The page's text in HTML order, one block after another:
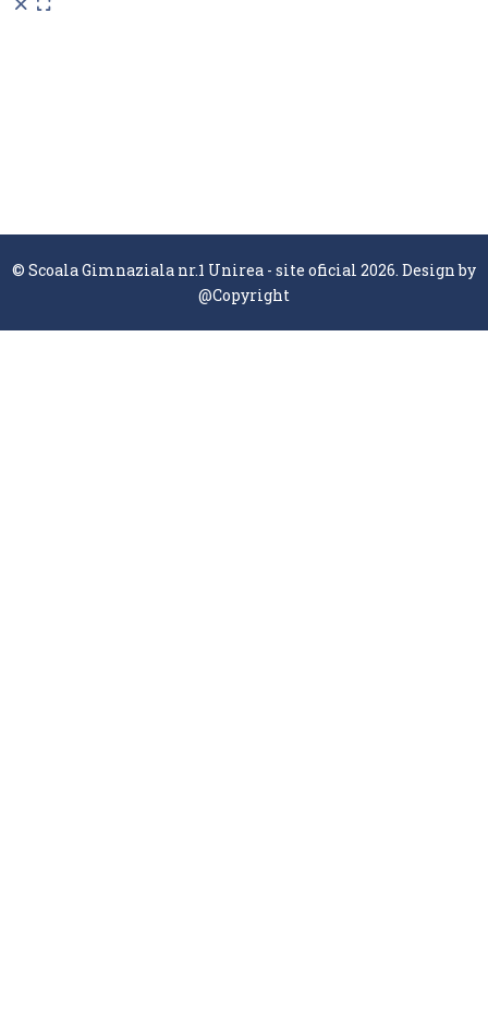
© Scoala Gimnaziala nr.1 Unirea - site oficial 2026. Design by
@Copyright